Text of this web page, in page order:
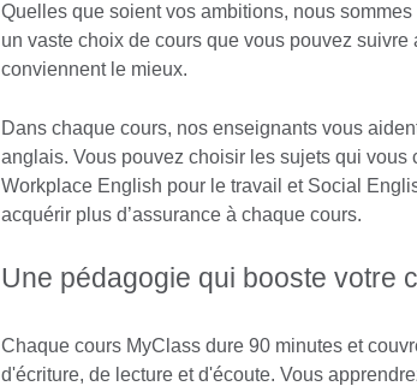
Quelles que soient vos ambitions, nous
un vaste choix de cours que vous pouvez suivre
conviennent le mieux.
Dans chaque cours, nos enseignants vous
anglais. Vous pouvez choisir les sujets qui
Workplace English pour le travail et Social
acquérir plus d’assurance à chaque cours.
Une pédagogie qui booste votre
Chaque cours MyClass dure 90 minutes et
d'écriture, de lecture et d'écoute. Vous